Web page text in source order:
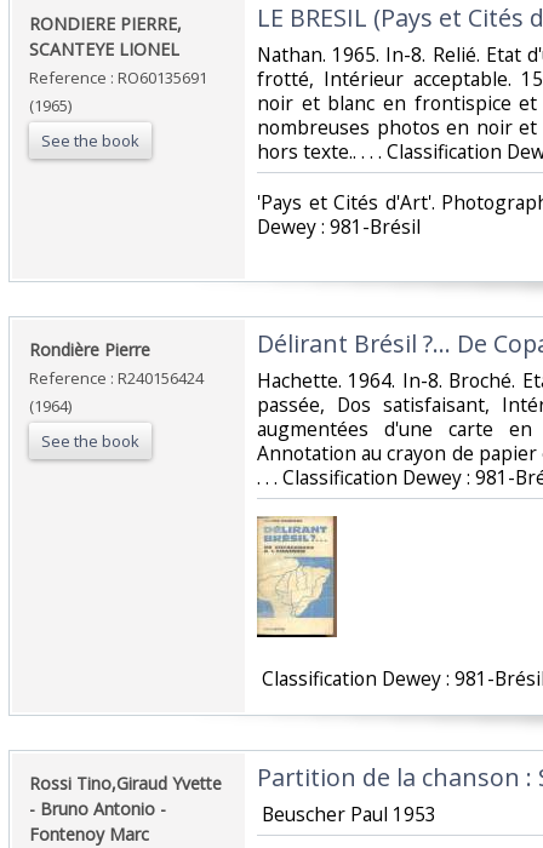
‎RONDIERE PIERRE,
SCANTEYE LIONEL‎
Reference : RO60135691
(1965)
See the book
‎LE BRESIL (Pays et Cités
‎Nathan. 1965. In-8. Relié. Etat
frotté, Intérieur acceptable.
noir et blanc en frontispice
nombreuses photos en noir
hors texte.. . . . Classification
‎'Pays et Cités d'Art'.
Dewey : 981-Brésil‎
‎Rondière Pierre‎
Reference : R240156424
(1964)
See the book
‎Délirant Brésil ?... De
‎Hachette. 1964. In-8. Broché.
passée, Dos satisfaisant,
augmentées d'une carte
Annotation au crayon de
. . . Classification Dewey : 981-
Classification Dewey : 981-
‎Rossi Tino,Giraud Yvette
- Bruno Antonio -
Fontenoy Marc‎
‎Partition de la chanson :
‎ Beuscher Paul 1953‎